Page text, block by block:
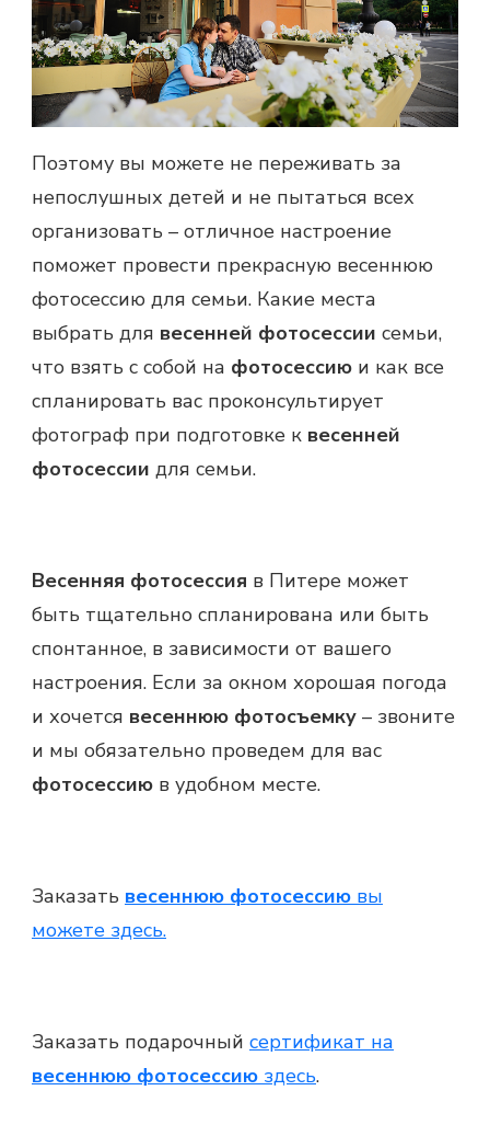
Поэтому вы можете не переживать за
непослушных детей и не пытаться всех
организовать – отличное настроение
поможет провести прекрасную весеннюю
фотосессию для семьи. Какие места
выбрать для весенней фотосессии семьи,
что взять с собой на фотосессию и как все
спланировать вас проконсультирует
фотограф при подготовке к весенней
фотосессии для семьи.
Весенняя фотосессия в Питере может
быть тщательно спланирована или быть
спонтанное, в зависимости от вашего
настроения. Если за окном хорошая погода
и хочется весеннюю фотосъемку – звоните
и мы обязательно проведем для вас
фотосессию в удобном месте.
Заказать весеннюю фотосессию вы
можете здесь.
Заказать подарочный сертификат на
весеннюю фотосессию здесь.